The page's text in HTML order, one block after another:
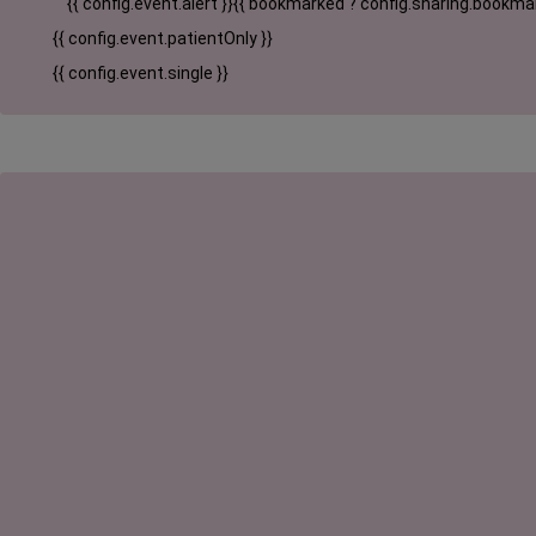
{{ config.event.alert }}{{ bookmarked ?
{{ config.event.patientOnly }}
{{ config.event.single }}